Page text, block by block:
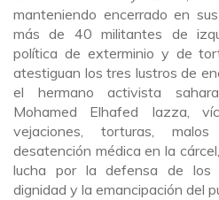
manteniendo encerrado en
más de 40 militantes de
política de exterminio y de
atestiguan los tres lustros de
el hermano activista
Mohamed Elhafed Iazza,
vejaciones, torturas,
desatención médica en la
lucha por la defensa de los
dignidad y la emancipación del